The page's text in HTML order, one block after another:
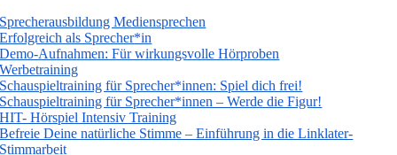
Sprecherausbildung Mediensprechen
Erfolgreich als Sprecher*in
Demo-Aufnahmen: Für wirkungsvolle Hörproben
Werbetraining
Schauspieltraining für Sprecher*innen: Spiel dich frei!
Schauspieltraining für Sprecher*innen – Werde die Figur!
HIT- Hörspiel Intensiv Training
Befreie Deine natürliche Stimme – Einführung in die Linklater-
Stimmarbeit